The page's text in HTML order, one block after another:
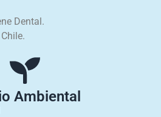
Dental.
Ambiental